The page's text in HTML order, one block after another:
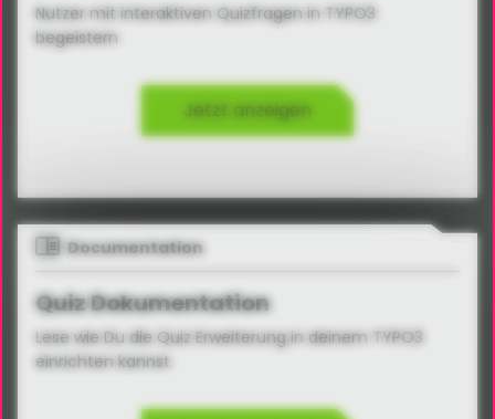
Nutzer mit interaktiven Quizfragen in TYPO3
begeistern
Jetzt anzeigen
Documentation
Quiz Dokumentation
Lese wie Du die Quiz Erweiterung in deinem TYPO3
einrichten kannst.